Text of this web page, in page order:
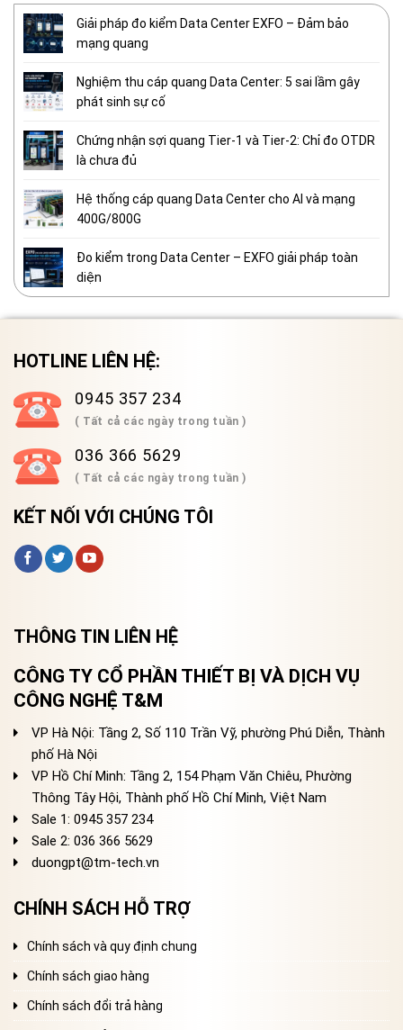
Giải pháp đo kiểm Data Center EXFO – Đảm bảo
mạng quang
Nghiệm thu cáp quang Data Center: 5 sai lầm gây
phát sinh sự cố
Chứng nhận sợi quang Tier-1 và Tier-2: Chỉ đo OTDR
là chưa đủ
Hệ thống cáp quang Data Center cho AI và mạng
400G/800G
Đo kiểm trong Data Center – EXFO giải pháp toàn
diện
HOTLINE LIÊN HỆ:
0945 357 234
( Tất cả các ngày trong tuần )
036 366 5629
( Tất cả các ngày trong tuần )
KẾT NỐI VỚI CHÚNG TÔI
THÔNG TIN LIÊN HỆ
CÔNG TY CỔ PHẦN THIẾT BỊ VÀ DỊCH VỤ
CÔNG NGHỆ T&M
VP Hà Nội: Tầng 2, Số 110 Trần Vỹ, phường Phú Diễn, Thành
phố Hà Nội
VP Hồ Chí Minh: Tầng 2, 154 Phạm Văn Chiêu, Phường
Thông Tây Hội, Thành phố Hồ Chí Minh, Việt Nam
Sale 1: 0945 357 234
Sale 2: 036 366 5629
duongpt@tm-tech.vn
CHÍNH SÁCH HỖ TRỢ
Chính sách và quy định chung
Chính sách giao hàng
Chính sách đổi trả hàng